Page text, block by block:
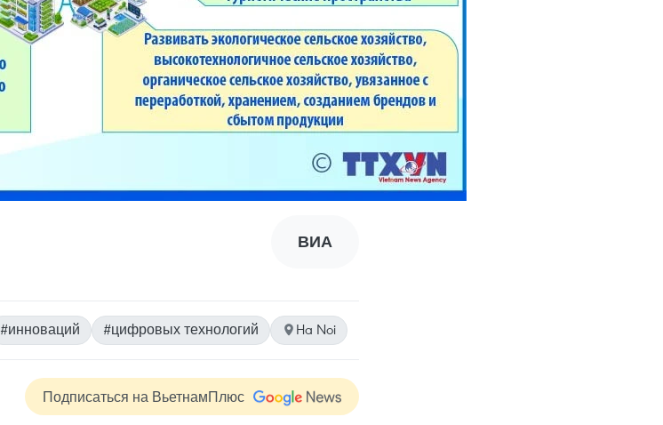
ВИА
#инноваций #цифровых технологий Ha Noi
Подписаться на ВьетнамПлюс